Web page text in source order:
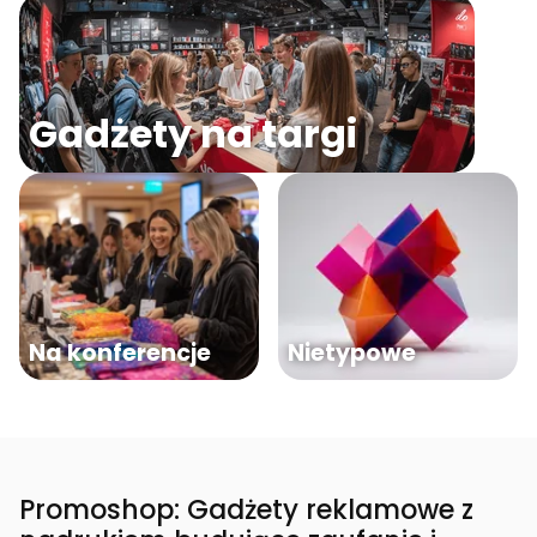
Gadżety na targi
Na konferencje Nietypowe
Promoshop: Gadżety reklamowe z